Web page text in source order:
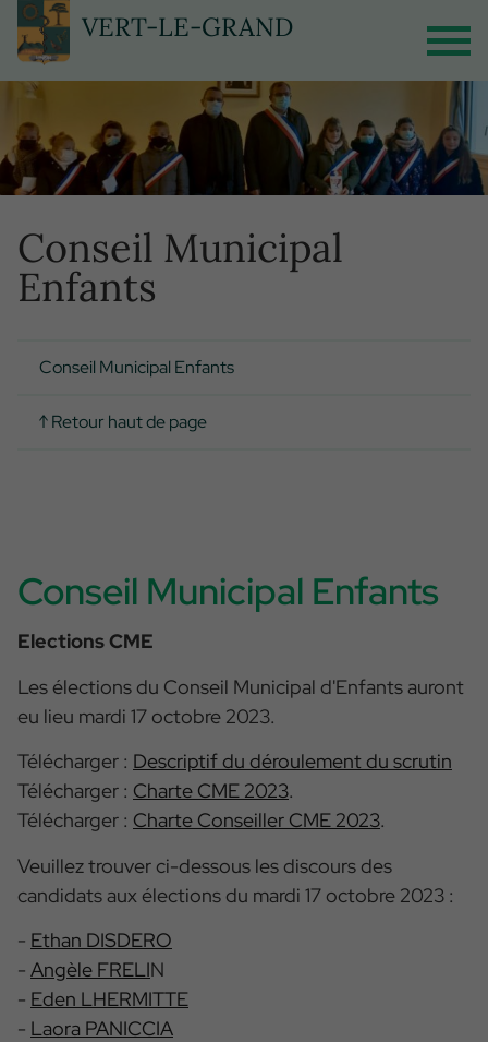
VERT-LE-GRAND
Conseil Municipal
Enfants
Conseil Municipal Enfants
↑ Retour haut de page
Conseil Municipal Enfants
Elections CME
Les élections du Conseil Municipal d'Enfants auront
eu lieu mardi 17 octobre 2023.
Télécharger : Descriptif du déroulement du scrutin
Télécharger : Charte CME 2023.
Télécharger : Charte Conseiller CME 2023.
Veuillez trouver ci-dessous les discours des
candidats aux élections du mardi 17 octobre 2023 :
- Ethan DISDERO
- Angèle FRELIN
- Eden LHERMITTE
- Laora PANICCIA
Panneau de gestion des cookies